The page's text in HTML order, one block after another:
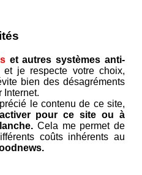
et autres systèmes anti-
je respecte votre choix,
bien des désagréments
Internet.
le contenu de ce site,
pour ce site ou à
Cela me permet de
coûts inhérents au